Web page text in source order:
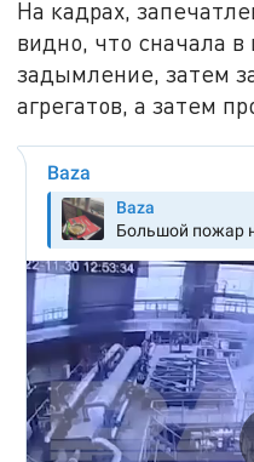
На кадрах,
видно, что сначала в
задымление, затем
агрегатов, а затем